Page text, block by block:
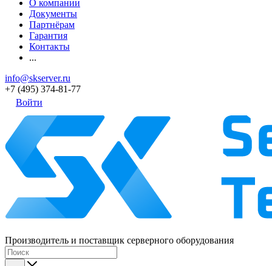
О компании
Документы
Партнёрам
Гарантия
Контакты
...
info@skserver.ru
+7 (495) 374-81-77
Войти
Производитель и поставщик серверного оборудования